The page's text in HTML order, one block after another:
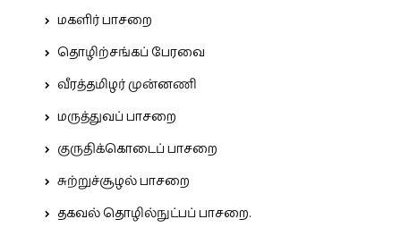
மகளிர் பாசறை
தொழிற்சங்கப் பேரவை
வீரத்தமிழர் முன்னணி
மருத்துவப் பாசறை
குருதிக்கொடைப் பாசறை
சுற்றுச்சூழல் பாசறை
தகவல் தொழில்நுட்பப் பாசறை.